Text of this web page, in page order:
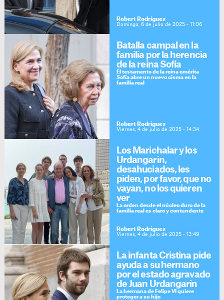
Robert Rodríguez
Domingo, 6 de julio de 2025 - 11:06
Batalla campal en la
familia por la herencia
de la reina Sofía
El testamento de la reina emérita
Sofía abre un nuevo cisma en la
familia real
Robert Rodríguez
Viernes, 4 de julio de 2025 - 14:34
Los Marichalar y los
Urdangarin,
desahuciados, les
piden, por favor, que no
vayan, no los quieren
ver
La orden desde el núcleo duro de la
familia real es claro y contundente
Robert Rodríguez
Viernes, 4 de julio de 2025 - 13:49
La infanta Cristina pide
ayuda a su hermano
por el estado agravado
de Juan Urdangarin
La hermana de Felipe VI quiere
proteger a su hijo